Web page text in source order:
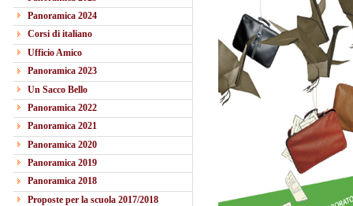
Panoramica 2024
Corsi di italiano
Ufficio Amico
Panoramica 2023
Un Sacco Bello
Panoramica 2022
Panoramica 2021
Panoramica 2020
Panoramica 2019
Panoramica 2018
Proposte per la scuola 2017/2018